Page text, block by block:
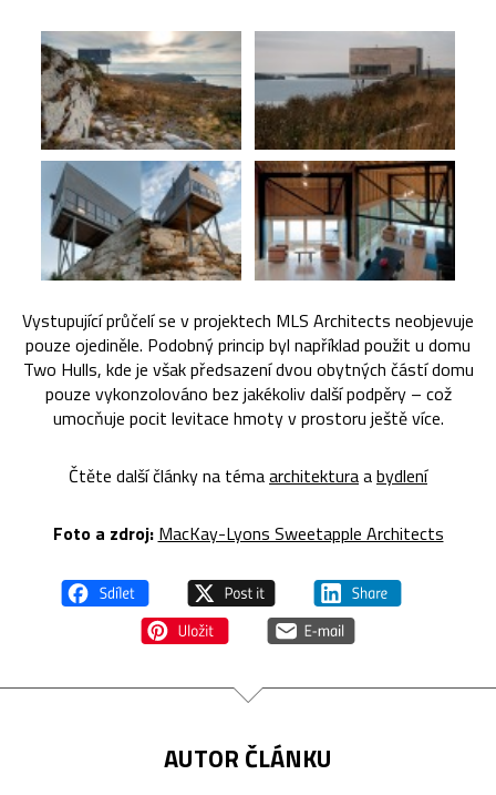
Vystupující průčelí se v projektech MLS Architects neobjevuje
pouze ojediněle. Podobný princip byl například použit u domu
Two Hulls, kde je však předsazení dvou obytných částí domu
pouze vykonzolováno bez jakékoliv další podpěry – což
umocňuje pocit levitace hmoty v prostoru ještě více.
Čtěte další články na témaarchitekturaabydlení
Foto a zdroj: MacKay-Lyons Sweetapple Architects
AUTOR ČLÁNKU